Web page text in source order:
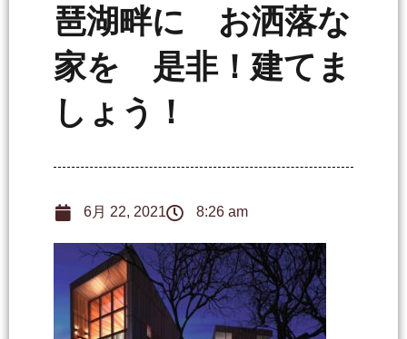
琶湖畔に お洒落な
家を 是非！建てま
しょう！
6月 22, 2021 8:26 am